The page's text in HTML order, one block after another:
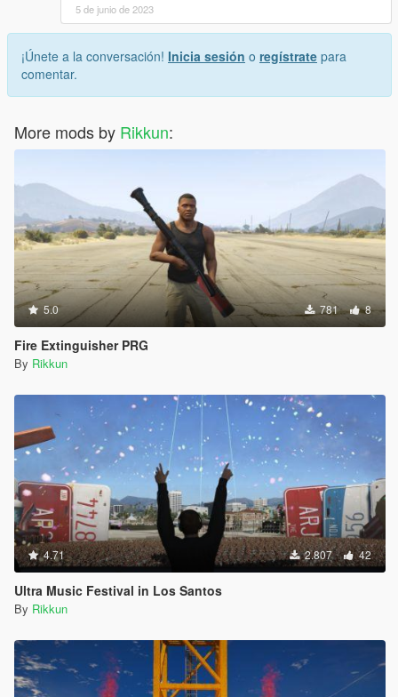
5 de junio de 2023
¡Únete a la conversación! Inicia sesión o regístrate para
comentar.
More mods by Rikkun:
5.0 781 8
Fire Extinguisher PRG
By Rikkun
4.71 2.807 42
Ultra Music Festival in Los Santos
By Rikkun